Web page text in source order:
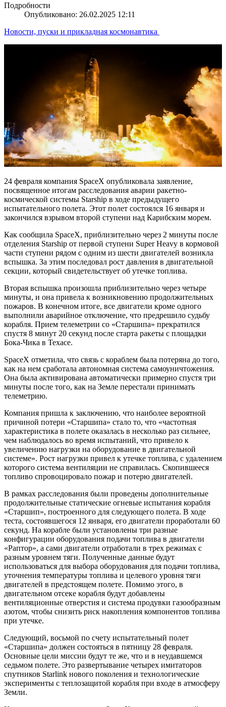
Подробности
Опубликовано: 26.02.2025 12:11
Новости, пуски и прикладная космонавтика
24 февраля компания SpaceX опубликовала заявление,
посвященное итогам расследования аварии ракетно-
космической системы Starship в ходе предыдущего
испытательного полета. Этот полет состоялся 16 января и
закончился взрывом второй ступени над Карибским морем.
Как сообщила SpaceX, приблизительно через 2 минуты после
отделения Starship от первой ступени Super Heavy в кормовой
части ступени рядом с одним из шести двигателей возникла
вспышка. За этим последовал рост давления в двигательной
секции, который свидетельствует об утечке топлива.
Вторая вспышка произошла приблизительно через четыре
минуты, и она привела к возникновению продолжительных
пожаров. В конечном итоге, все двигатели кроме одного
выполнили аварийное отключение, что предрешило судьбу
корабля. Прием телеметрии со «Старшипа» прекратился
спустя 8 минут 20 секунд после старта ракеты с площадки
Бока-Чика в Техасе.
SpaceX отметила, что связь с кораблем была потеряна до того,
как на нем сработала автономная система самоуничтожения.
Она была активирована автоматически примерно спустя три
минуты после того, как на Земле перестали принимать
телеметрию.
Компания пришла к заключению, что наиболее вероятной
причиной потери «Старшипа» стало то, что «частотная
характеристика в полете оказалась в несколько раз сильнее,
чем наблюдалось во время испытаний, что привело к
увеличению нагрузки на оборудование в двигательной
системе». Рост нагрузки привел к утечке топлива, с удалением
которого система вентиляции не справилась. Скопившееся
топливо спровоцировало пожар и потерю двигателей.
В рамках расследования были проведены дополнительные
продолжительные статические огневые испытания корабля
«Старшип», построенного для следующего полета. В ходе
теста, состоявшегося 12 января, его двигатели проработали 60
секунд. На корабле были установлены три разные
конфигурации оборудования подачи топлива в двигатели
«Раптор», а сами двигатели отработали в трех режимах с
разным уровнем тяги. Полученные данные будут
использоваться для выбора оборудования для подачи топлива,
уточнения температуры топлива и целевого уровня тяги
двигателей в предстоящем полете. Помимо этого, в
двигательном отсеке корабля будут добавлены
вентиляционные отверстия и система продувки газообразным
азотом, чтобы снизить риск накопления компонентов топлива
при утечке.
Следующий, восьмой по счету испытательный полет
«Старшипа» должен состояться в пятницу 28 февраля.
Основные цели миссии будут те же, что и в неудавшемся
седьмом полете. Это развертывание четырех имитаторов
спутников Starlink нового поколения и технологические
эксперименты с теплозащитой корабля при входе в атмосферу
Земли.